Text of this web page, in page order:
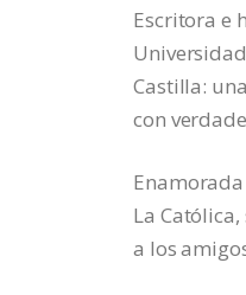
Escritora e
Castilla:
con
La
a los